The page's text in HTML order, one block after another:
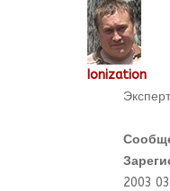
Ionization
Эксперт
2003